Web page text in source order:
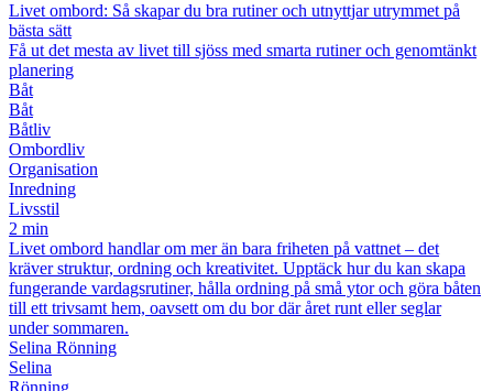
Livet ombord: Så skapar du bra rutiner och utnyttjar utrymmet på
bästa sätt
Få ut det mesta av livet till sjöss med smarta rutiner och genomtänkt
planering
Båt
Båt
Båtliv
Ombordliv
Organisation
Inredning
Livsstil
2 min
Livet ombord handlar om mer än bara friheten på vattnet – det
kräver struktur, ordning och kreativitet. Upptäck hur du kan skapa
fungerande vardagsrutiner, hålla ordning på små ytor och göra båten
till ett trivsamt hem, oavsett om du bor där året runt eller seglar
under sommaren.
Selina Rönning
Selina